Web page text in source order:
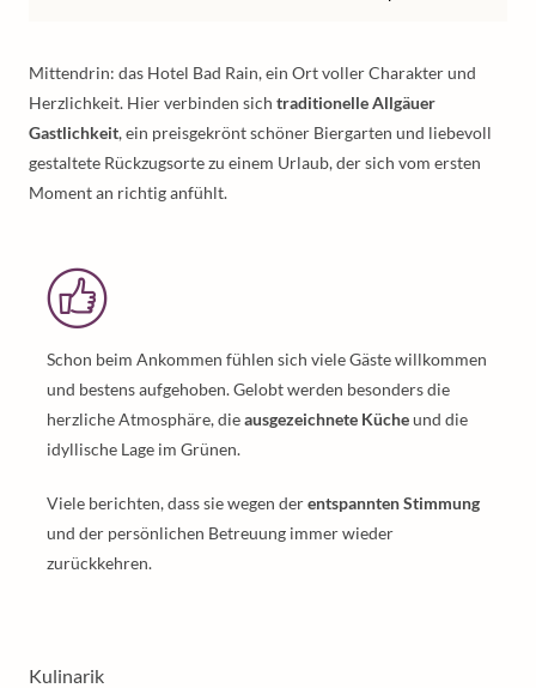
Mittendrin: das Hotel Bad Rain, ein Ort voller Charakter und
Herzlichkeit. Hier verbinden sich traditionelle Allgäuer
Gastlichkeit, ein preisgekrönt schöner Biergarten und liebevoll
gestaltete Rückzugsorte zu einem Urlaub, der sich vom ersten
Moment an richtig anfühlt.
Schon beim Ankommen fühlen sich viele Gäste willkommen
und bestens aufgehoben. Gelobt werden besonders die
herzliche Atmosphäre, dieausgezeichnete Kücheund die
idyllische Lage im Grünen.
Viele berichten, dass sie wegen derentspannten Stimmung
und der persönlichen Betreuung immer wieder
zurückkehren.
Kulinarik